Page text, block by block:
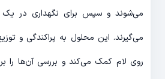
می‌شوند و سپس برای نگهداری در یک
می‌گیرند. این محلول به پراکندگی و
روی لام کمک می‌کند و بررسی آن‌ها را